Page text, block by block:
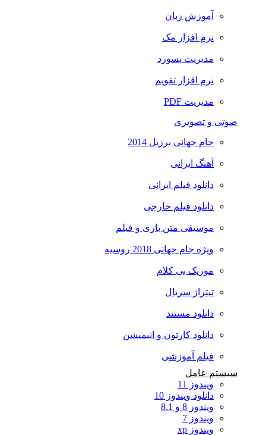
آموزش زبان
نرم افزار مک
مدیریت پسورد
نرم افزار تقویم
مدیریت PDF
صوتی و تصویری
جام جهانی برزیل 2014
آهنگ ایرانی
دانلود فیلم ایرانی
دانلود فیلم خارجی
موسیقی متن بازی و فیلم
ویژه جام جهانی 2018 روسیه
موزیک بی کلام
تیتراژ سریال
دانلود مستند
دانلود کارتون و انیمیشن
فیلم آموزشی
سیستم عامل
ویندوز 11
دانلود ویندوز 10
ویندوز 8 و 8.1
ویندوز 7
ویندوز xp